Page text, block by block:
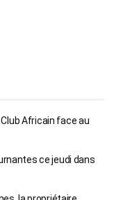
Africain face au
ce jeudi dans